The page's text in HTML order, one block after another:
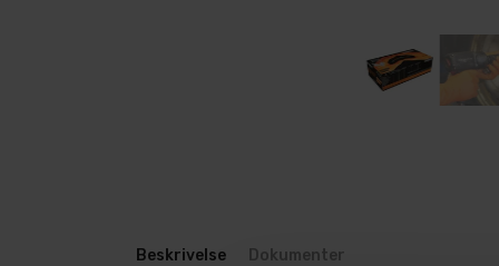
Beskrivelse Dokumenter